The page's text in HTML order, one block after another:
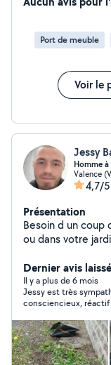
Port de meuble
Voir le
Jessy
Homme
Valence
4,7/5
Présentation
Besoin d un coup
ou dans votre
premium
Dernier avis
Il y a plus de 6 mois
Jessy est très
consciencieux,
faire la même
mettent directement
à faire à nouveau